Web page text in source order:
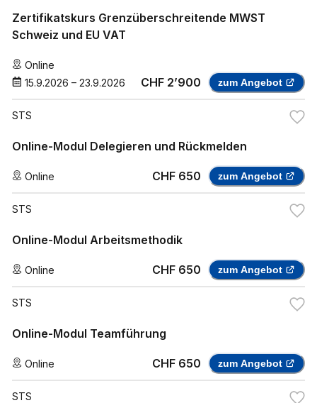
Zertifikatskurs Grenzüberschreitende MWST
Schweiz und EU VAT
Online
15.9.2026 – 23.9.2026 CHF 2’900 zum Angebot
STS
Online-Modul Delegieren und Rückmelden
Online CHF 650 zum Angebot
STS
Online-Modul Arbeitsmethodik
Online CHF 650 zum Angebot
STS
Online-Modul Teamführung
Online CHF 650 zum Angebot
STS